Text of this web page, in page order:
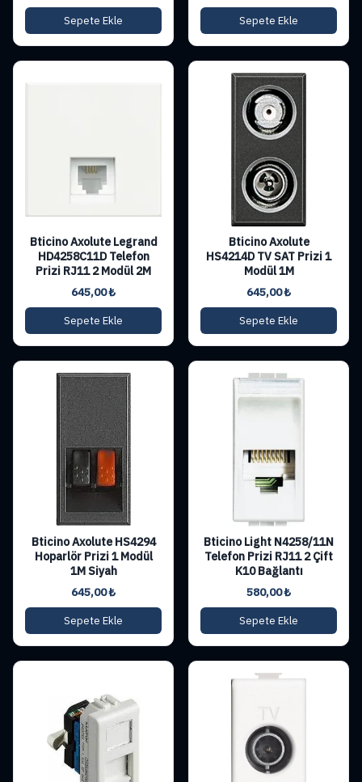
Sepete Ekle Sepete Ekle
Bticino Axolute Legrand
HD4258C11D Telefon
Prizi RJ11 2 Modül 2M
645,00₺
Sepete Ekle
Bticino Axolute
HS4214D TV SAT Prizi 1
Modül 1M
645,00₺
Sepete Ekle
Bticino Axolute HS4294
Hoparlör Prizi 1 Modül
1M Siyah
645,00₺
Sepete Ekle
Bticino Light N4258/11N
Telefon Prizi RJ11 2 Çift
K10 Bağlantı
580,00₺
Sepete Ekle